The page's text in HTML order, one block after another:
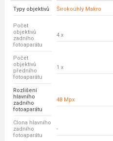
Typy objektivů
Širokoúhlý Makro
Počet
objektivů
zadního
fotoaparátu
4 x
Počet
objektivů
předního
fotoaparátu
1 x
Rozlišení
hlavního
zadního
fotoaparátu
48 Mpx
Clona hlavního
zadního
fotoaparátu
-